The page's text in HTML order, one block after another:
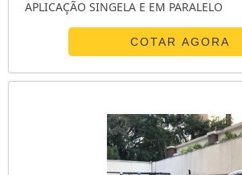
APLICAÇÃO SINGELA E EM PARALELO
COTAR AGORA